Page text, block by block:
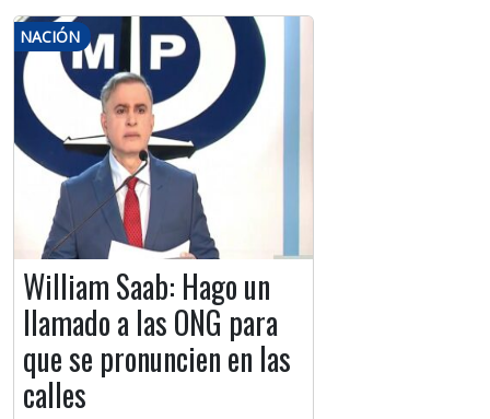
NACIÓN
William Saab: Hago un
llamado a las ONG para
que se pronuncien en las
calles